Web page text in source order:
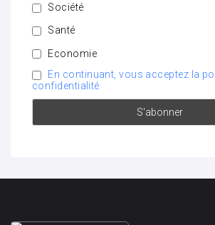
Société
Santé
Economie
En continuant, vous acceptez la
confidentialité